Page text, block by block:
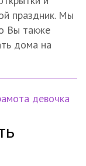
праздник. Мы
Вы также
дома на
девочка